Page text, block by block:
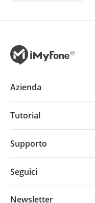
Azienda
Tutorial
Supporto
Seguici
Newsletter